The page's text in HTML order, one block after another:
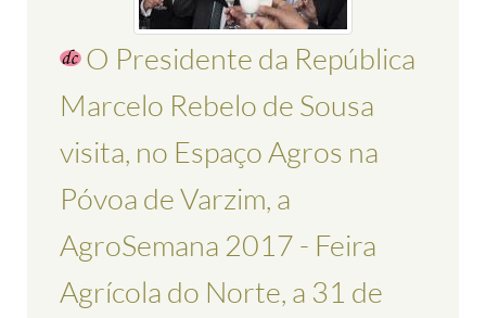
O Presidente da República
Marcelo Rebelo de Sousa
visita, no Espaço Agros na
Póvoa de Varzim, a
AgroSemana 2017 - Feira
Agrícola do Norte, a 31 de